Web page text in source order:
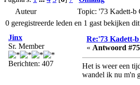
Auteur
Topic: '73 Kadett-b
0 geregistreerde leden en 1 gast bekijken
Jinx
Sr. Member
Berichten: 407
Re:'73 Kadett-b
« Antwoord
Het is weer een
wandel ik nu m'n